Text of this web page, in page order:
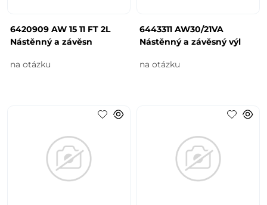
6420909 AW 15 11 FT 2L
Nástěnný a závěsn
na otázku
6443311 AW30/21VA
Nástěnný a závěsný výl
na otázku